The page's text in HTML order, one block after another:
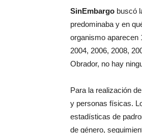
SinEmbargo buscó
predominaba y en
organismo aparecen
2004, 2006, 2008,
Obrador, no hay
Para la realización
y personas físicas.
estadísticas de
de género,